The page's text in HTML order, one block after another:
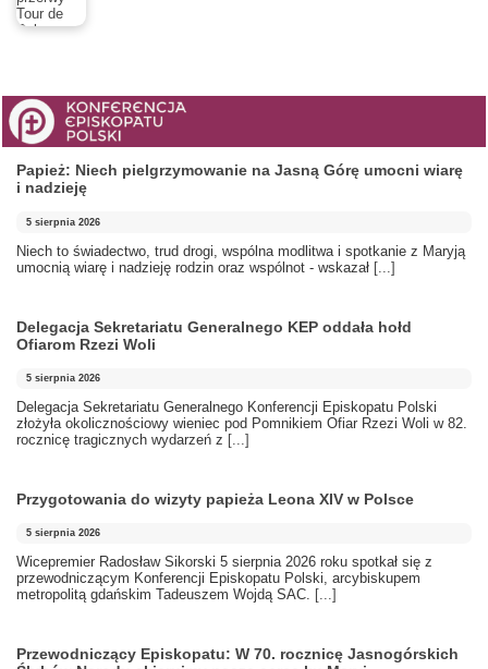
Papież: Niech pielgrzymowanie na Jasną Górę umocni wiarę
i nadzieję
5 sierpnia 2026
Niech to świadectwo, trud drogi, wspólna modlitwa i spotkanie z Maryją
umocnią wiarę i nadzieję rodzin oraz wspólnot - wskazał [...]
Delegacja Sekretariatu Generalnego KEP oddała hołd
Ofiarom Rzezi Woli
5 sierpnia 2026
Delegacja Sekretariatu Generalnego Konferencji Episkopatu Polski
złożyła okolicznościowy wieniec pod Pomnikiem Ofiar Rzezi Woli w 82.
rocznicę tragicznych wydarzeń z [...]
Przygotowania do wizyty papieża Leona XIV w Polsce
5 sierpnia 2026
Wicepremier Radosław Sikorski 5 sierpnia 2026 roku spotkał się z
przewodniczącym Konferencji Episkopatu Polski, arcybiskupem
metropolitą gdańskim Tadeuszem Wojdą SAC. [...]
Przewodniczący Episkopatu: W 70. rocznicę Jasnogórskich